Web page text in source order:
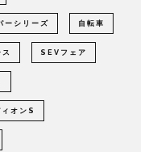
ーシリーズ 自転車
ス SEVフェア
オンS